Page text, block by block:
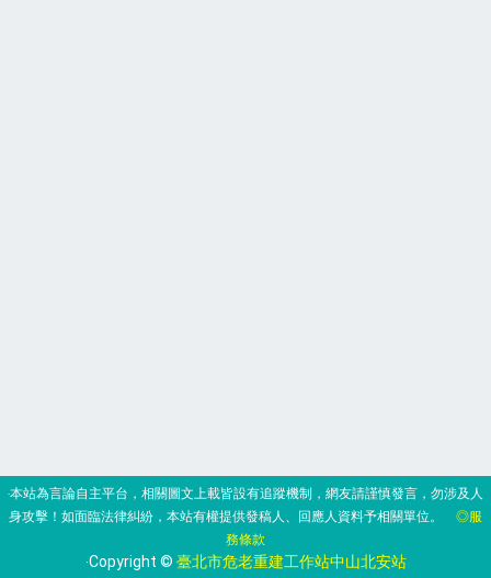
‧本站為言論自主平台，相關圖文上載皆設有追蹤機制，網友請謹慎發言，勿涉及人
身攻擊！如面臨法律糾紛，本站有權提供發稿人、回應人資料予相關單位。 ◎服
務條款
‧Copyright © 臺北市危老重建工作站中山北安站